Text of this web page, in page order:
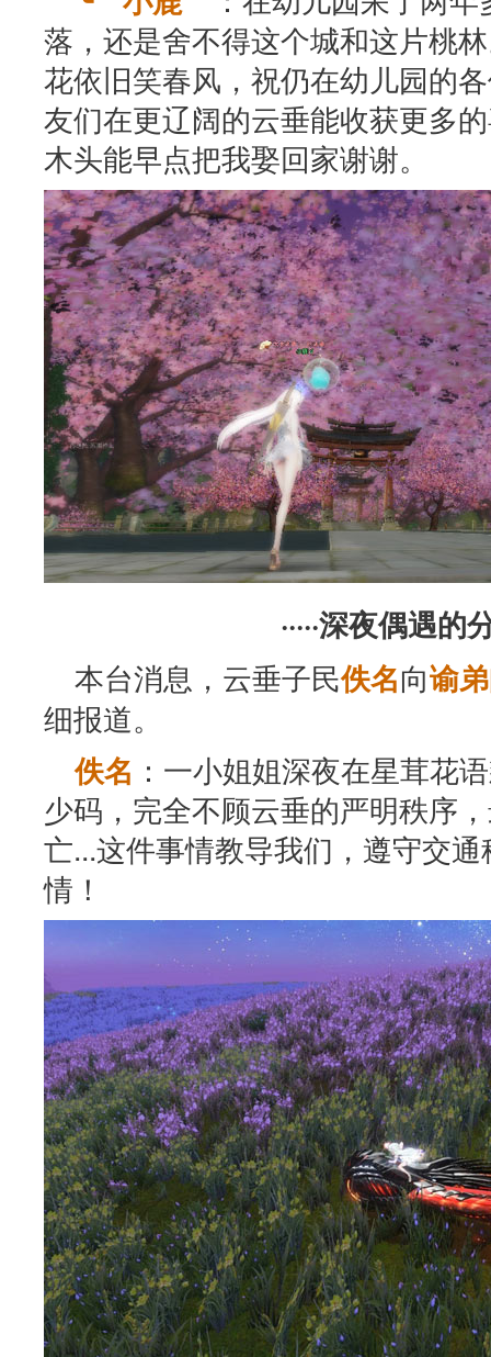
落，还是舍不得这个城和这片桃
花依旧笑春风，祝仍在幼儿园的
友们在更辽阔的云垂能收获更多
木头能早点把我娶回家谢谢。
·····深夜偶遇的
本台消息，云垂子民佚名向谕
细报道。
佚名 ：一小姐姐深夜在星茸花
少码，完全不顾云垂的严明秩序
亡...这件事情教导我们，遵守交
情！